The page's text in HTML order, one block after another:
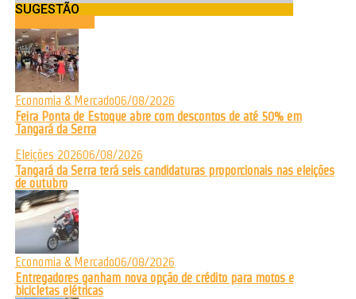
SUGESTÃO
Economia & Mercado06/08/2026
Feira Ponta de Estoque abre com descontos de até 50% em
Tangará da Serra
Eleições 202606/08/2026
Tangará da Serra terá seis candidaturas proporcionais nas eleições
de outubro
Economia & Mercado06/08/2026
Entregadores ganham nova opção de crédito para motos e
bicicletas elétricas